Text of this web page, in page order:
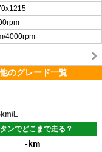
4000rpm
のグレード一覧
L
ンでどこまで走る？
-km